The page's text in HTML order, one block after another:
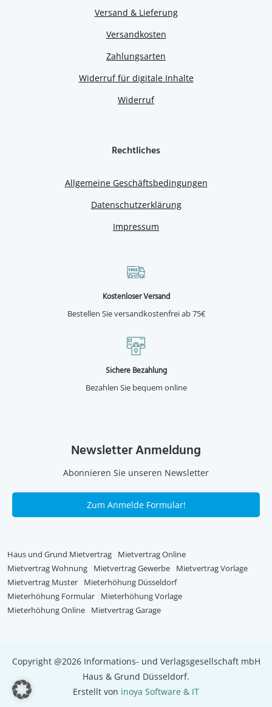
Versand & Lieferung
Versandkosten
Zahlungsarten
Widerruf für digitale Inhalte
Widerruf
Rechtliches
Allgemeine Geschäftsbedingungen
Datenschutzerklärung
Impressum
Kostenloser Versand
Bestellen Sie versandkostenfrei ab 75€
Sichere Bezahlung
Bezahlen Sie bequem online
Newsletter Anmeldung
Abonnieren Sie unseren Newsletter
Zum Anmelde Formular!
Haus und Grund Mietvertrag
Mietvertrag Online
Mietvertrag Wohnung
Mietvertrag Gewerbe
Mietvertrag Vorlage
Mietvertrag Muster
Mieterhöhung Düsseldorf
Mieterhöhung Formular
Mieterhöhung Vorlage
Mieterhöhung Online
Mietvertrag Garage
Copyright @2026 Informations- und Verlagsgesellschaft mbH
Haus & Grund Düsseldorf.
Erstellt von inoya Software & IT